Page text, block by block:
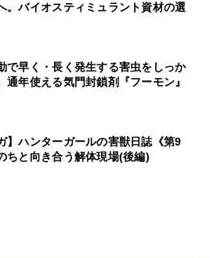
。バイオスティミュラント資材の選
で早く・長く発生する害虫をしっか
通年使える気門封鎖剤『フーモン』
】ハンターガールの害獣日誌《第9
ちと向き合う解体現場(後編)